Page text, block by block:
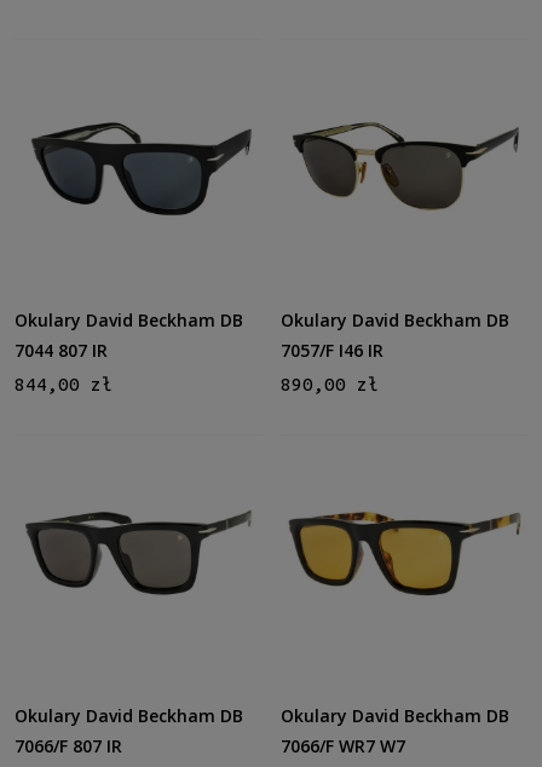
Okulary David Beckham DB
7044 807 IR
844,00 zł
Okulary David Beckham DB
7057/F I46 IR
890,00 zł
Okulary David Beckham DB
7066/F 807 IR
Okulary David Beckham DB
7066/F WR7 W7